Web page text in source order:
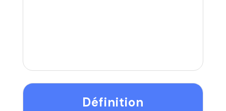
Définition